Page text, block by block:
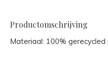
Productomschrijving
Materiaal: 100%